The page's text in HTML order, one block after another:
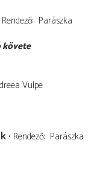
Rendező Parászka
követe
Vulpe
Rendező Parászka